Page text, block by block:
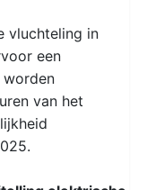
vluchteling in
een
van het